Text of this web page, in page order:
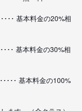
･･･ 基本料金の20%相
･･･ 基本料金の30%相
････ 基本料金の100%